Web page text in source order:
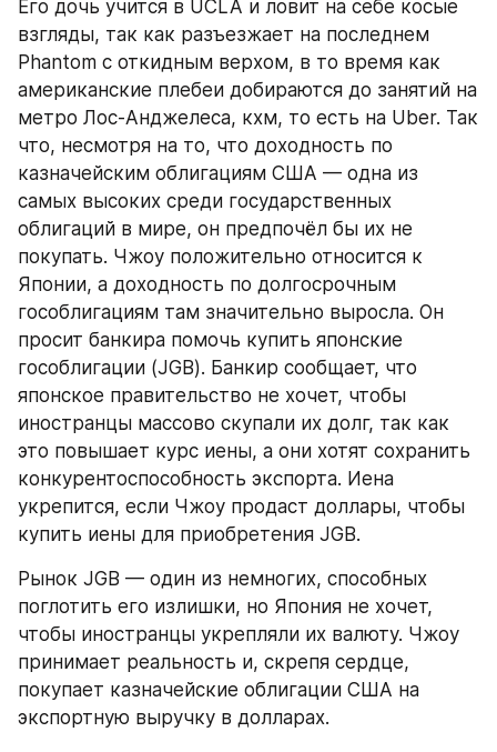
Его дочь учится в UCLA и ловит на себе косые
взгляды, так как разъезжает на последнем
Phantom с откидным верхом, в то время как
американские плебеи добираются до занятий на
метро Лос-Анджелеса, кхм, то есть на Uber. Так
что, несмотря на то, что доходность по
казначейским облигациям США — одна из
самых высоких среди государственных
облигаций в мире, он предпочёл бы их не
покупать. Чжоу положительно относится к
Японии, а доходность по долгосрочным
гособлигациям там значительно выросла. Он
просит банкира помочь купить японские
гособлигации (JGB). Банкир сообщает, что
японское правительство не хочет, чтобы
иностранцы массово скупали их долг, так как
это повышает курс иены, а они хотят сохранить
конкурентоспособность экспорта. Иена
укрепится, если Чжоу продаст доллары, чтобы
купить иены для приобретения JGB.
Рынок JGB — один из немногих, способных
поглотить его излишки, но Япония не хочет,
чтобы иностранцы укрепляли их валюту. Чжоу
принимает реальность и, скрепя сердце,
покупает казначейские облигации США на
экспортную выручку в долларах.